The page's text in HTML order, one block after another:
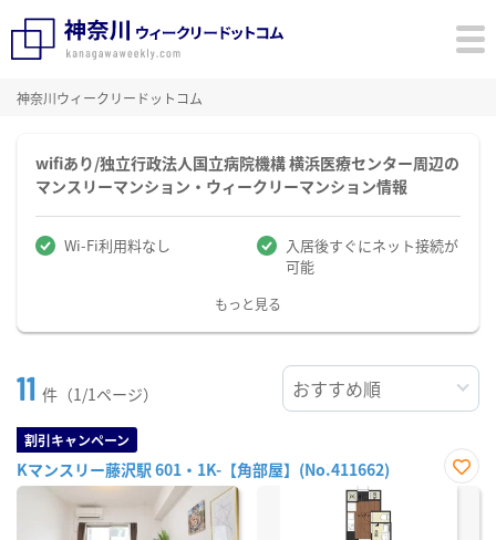
神奈川ウィークリードットコム
wifiあり/独立行政法人国立病院機構 横浜医療センター周辺の
マンスリーマンション・ウィークリーマンション情報
Wi-Fi利用料なし
入居後すぐにネット接続が
可能
もっと見る
11 件（1/1ページ）
割引キャンペーン
Kマンスリー藤沢駅 601・1K-【角部屋】(No.411662)
お気